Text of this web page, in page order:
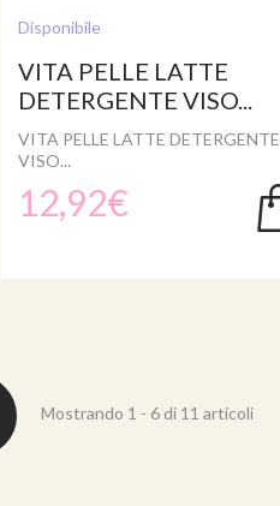
Disponibile
VITA PELLE LATTE
DETERGENTE VISO...
VITA PELLE LATTE DETERGENTE
VISO...
12,92€
Mostrando 1 - 6 di 11 articoli